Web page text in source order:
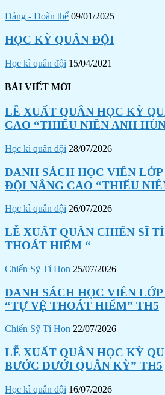
Đảng - Đoàn thể 09/01/2025
HỌC KỲ QUÂN ĐỘI
Học kì quân đội 15/04/2021
BÀI VIẾT MỚI
LỄ XUẤT QUÂN HỌC KỲ
CAO “THIẾU NIÊN ANH
Học kì quân đội 28/07/2026
DANH SÁCH HỌC VIÊN
ĐỘI NÂNG CAO “THIẾU
Học kì quân đội 26/07/2026
LỄ XUẤT QUÂN CHIẾN SĨ
THOÁT HIỂM “
Chiến Sỹ Tí Hon 25/07/2026
DANH SÁCH HỌC VIÊN
“TỰ VỆ THOÁT HIỂM” TH5
Chiến Sỹ Tí Hon 22/07/2026
LỄ XUẤT QUÂN HỌC KỲ
BƯỚC DƯỚI QUÂN KỲ” TH5
Học kì quân đội 16/07/2026